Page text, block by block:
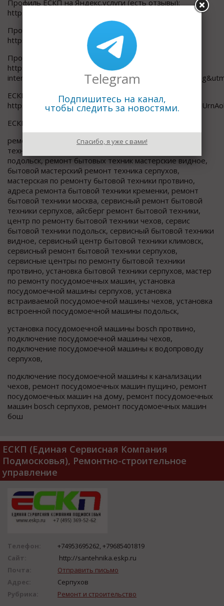
Профиль ЕСКП на Яндекс.услуги (есть отзывы):
https://yandex.ru/uslugi/profile/Eskp-438421
Профиль ЕСКП на Google.карты (есть отзывы):
https://g.page/ESKPRU?share
Профиль ЕСКП на Яндекс (есть отзывы):
https://yandex.ru/profile/237287703900?
ЕСКП на YouTube:
https://www.youtube.com/channel/
ЕСКП в instagram: https://www.instagram.com/eskp2/
ремонт бытовой техники серпухов, ремонт бытовых
техник чехов, техник по ремонту бытовой техники
подольск, ремонт бытовых техник мастерские видное,
бытовой мастерский ремонт техника серпухов,
мастерская по ремонту бытовой техники протвино,
адреса ремонта бытовой техники кременки, ремонт
бытовой техники москва, сервисный ремонт бытовой
техники серпухов, айсберг ремонт бытовой техники,
центр по ремонту бытовой техники чехов, сервис
бытовой техники подольск, сервисный бытовой техники
видное, сервисный центр бытовой техники климовск,
сервисный ремонт бытовой техники серпухов,
сервисные центры по ремонту бытовой техники
протвино, установка бытовой техники серпухов, мастер
по ремонту посудомоечных машин, установка
посудомоечной машины серпухов, установка
встраиваемой посудомоечной машины чехов, установка
встроенной посудомоечной машины подольск,
установка посудомоечной машины bosch протвино,
подключение посудомоечной машины чехов,
подключение посудомоечной машины к водопроводу
серпухов,
подключение посудомоечной машины к канализации
чехов, ремонт посудомоечных машин пущино, ремонт
посудомоечных машин на дому, ремонт посудомоечных
машин bosch серпухов, ремонт посудомоечных машин
бош
ЕСКП (Единая Сервисная Компания
Подмосковья), Ремонтно-строительное
управление
Телефон:
+74953695262, +79685401819
Сайт:
http://santehnika.eskp.ru
Почта:
Отправить письмо
Адрес:
Серпухов
Рубрика:
Ремонт и строительство
Telegram
Подпишитесь на канал,
чтобы следить за новостями.
Спасибо, я уже с вами!